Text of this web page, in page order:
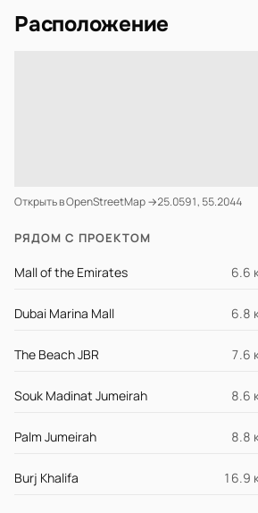
Расположение
Открыть в OpenStreetMap →25.0591, 55.2044
РЯДОМ С ПРОЕКТОМ
Mall of the Emirates 6.6
Dubai Marina Mall 6.8
The Beach JBR 7.6
Souk Madinat Jumeirah 8.6
Palm Jumeirah 8.8
Burj Khalifa 16.9